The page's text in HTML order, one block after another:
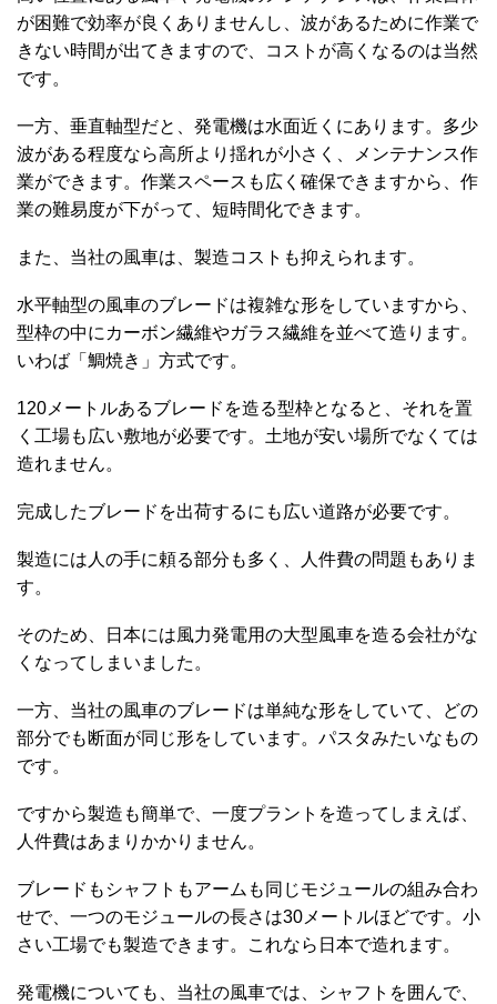
が困難で効率が良くありませんし、波があるために作業で
きない時間が出てきますので、コストが高くなるのは当然
です。
一方、垂直軸型だと、発電機は水面近くにあります。多少
波がある程度なら高所より揺れが小さく、メンテナンス作
業ができます。作業スペースも広く確保できますから、作
業の難易度が下がって、短時間化できます。
また、当社の風車は、製造コストも抑えられます。
水平軸型の風車のブレードは複雑な形をしていますから、
型枠の中にカーボン繊維やガラス繊維を並べて造ります。
いわば「鯛焼き」方式です。
120メートルあるブレードを造る型枠となると、それを置
く工場も広い敷地が必要です。土地が安い場所でなくては
造れません。
完成したブレードを出荷するにも広い道路が必要です。
製造には人の手に頼る部分も多く、人件費の問題もありま
す。
そのため、日本には風力発電用の大型風車を造る会社がな
くなってしまいました。
一方、当社の風車のブレードは単純な形をしていて、どの
部分でも断面が同じ形をしています。パスタみたいなもの
です。
ですから製造も簡単で、一度プラントを造ってしまえば、
人件費はあまりかかりません。
ブレードもシャフトもアームも同じモジュールの組み合わ
せで、一つのモジュールの長さは30メートルほどです。小
さい工場でも製造できます。これなら日本で造れます。
発電機についても、当社の風車では、シャフトを囲んで、